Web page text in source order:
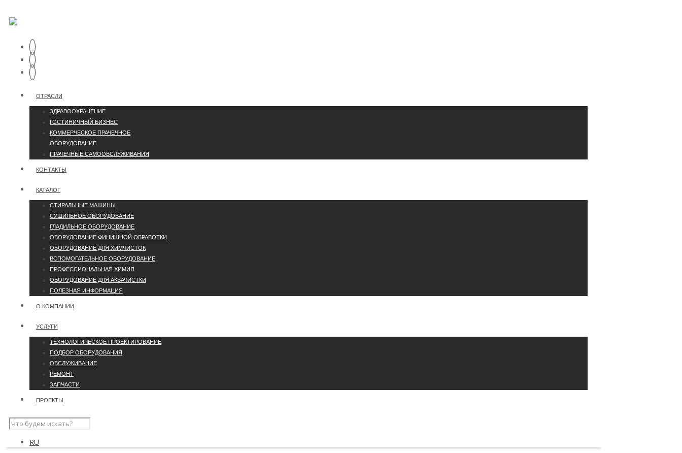
ОТРАСЛИ
ЗДРАВООХРАНЕНИЕ
ГОСТИНИЧНЫЙ БИЗНЕС
КОММЕРЧЕСКОЕ ПРАЧЕЧНОЕ
ОБОРУДОВАНИЕ
ПРАЧЕЧНЫЕ САМООБСЛУЖИВАНИЯ
КОНТАКТЫ
КАТАЛОГ
СТИРАЛЬНЫЕ МАШИНЫ
СУШИЛЬНОЕ ОБОРУДОВАНИЕ
ГЛАДИЛЬНОЕ ОБОРУДОВАНИЕ
ОБОРУДОВАНИЕ ФИНИШНОЙ ОБРАБОТКИ
ОБОРУДОВАНИЕ ДЛЯ ХИМЧИСТОК
ВСПОМОГАТЕЛЬНОЕ ОБОРУДОВАНИЕ
ПРОФЕССИОНАЛЬНАЯ ХИМИЯ
ОБОРУДОВАНИЕ ДЛЯ АКВАЧИСТКИ
ПОЛЕЗНАЯ ИНФОРМАЦИЯ
О КОМПАНИИ
УCЛУГИ
ТЕХНОЛОГИЧЕСКОЕ ПРОЕКТИРОВАНИЕ
ПОДБОР ОБОРУДОВАНИЯ
ОБСЛУЖИВАНИЕ
РЕМОНТ
ЗАПЧАСТИ
ПРОЕКТЫ
RU